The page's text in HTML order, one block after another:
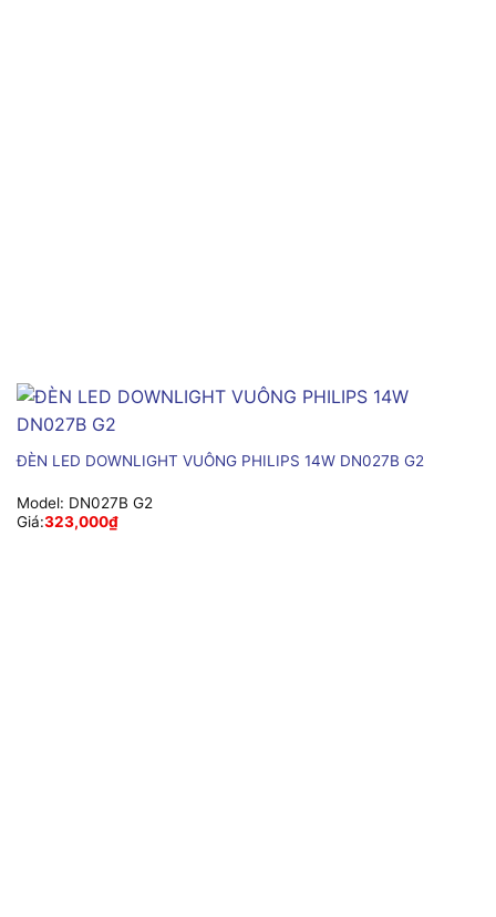
ĐÈN LED DOWNLIGHT VUÔNG PHILIPS 14W DN027B G2
Model: DN027B G2
Giá:323,000₫